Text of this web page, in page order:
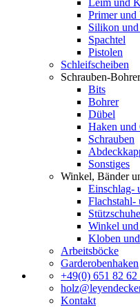
Primer und
Silikon
Spachtel
Pistolen
Schleifscheiben
Schrauben-
Bits
Bohrer
Dübel
Haken und
Schrauben
Sonstiges
Winkel, Bänder
Einschlag-
Flachstahl-
Stützschuhe
Winkel
Kloben
Arbeitsböcke
Garderobenhaken
+49(0) 651 82 62
Kontakt